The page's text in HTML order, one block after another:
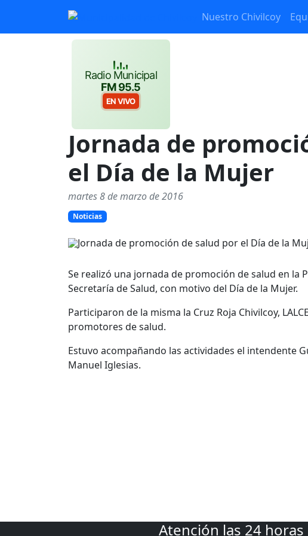
Nuestro Chivilcoy
Radio Municipal
FM 95.5
EN VIVO
Jornada de
el Día de la Mujer
martes 8 de marzo de 2016
Noticias
Se realizó una jornada de promoción de salud en la
Secretaría de Salud, con motivo del Día de la Mujer.
Participaron de la misma la Cruz Roja Chivilcoy,
promotores de salud.
Estuvo acompañando las actividades el intendente
Manuel Iglesias.
Atención las 24 horas